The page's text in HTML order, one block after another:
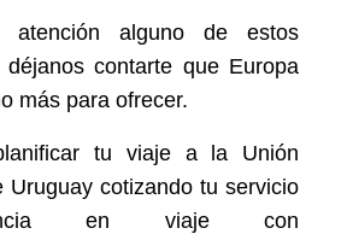
alguno de estos
déjanos contarte que Europa
más para ofrecer.
tu viaje a la Unión
Uruguay cotizando tu servicio
en viaje con